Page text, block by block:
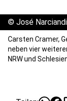
© José Narciandi
Carsten Cramer,
neben vier
NRW und